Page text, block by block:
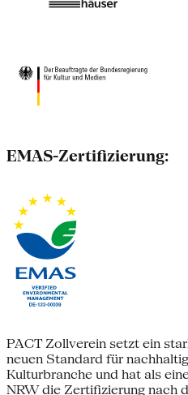
EMAS-Zertifizierung:
PACT Zollverein setzt ein
neuen Standard für
Kulturbranche und hat als
NRW die Zertifizierung nach